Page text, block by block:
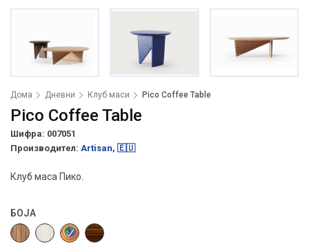
Дома Дневни Клуб маси Pico Coffee Table
Pico Coffee Table
Шифра: 007051
Производител: Artisan, 🇪🇺
Клуб маса Пико.
БОЈА